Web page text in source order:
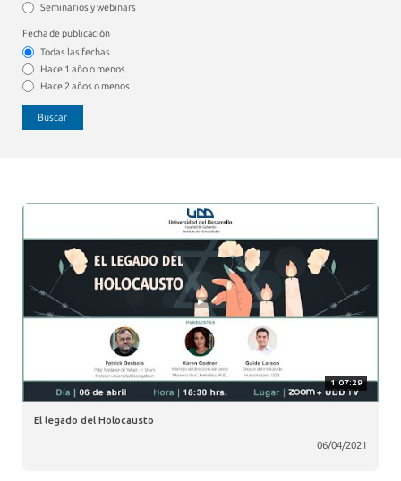
Seminarios y webinars
Fecha de publicación
Todas las fechas
Hace 1 año o menos
Hace 2 años o menos
Buscar
1:07:29
El legado del Holocausto
06/04/2021